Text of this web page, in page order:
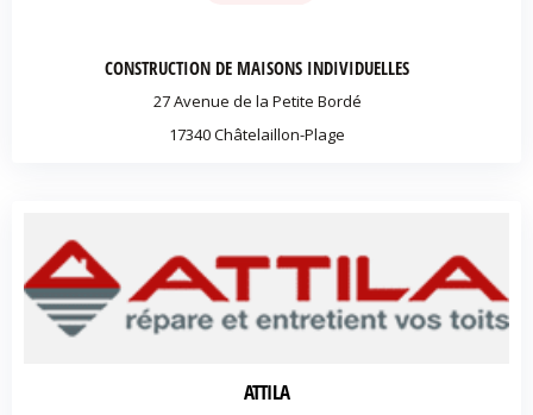
CONSTRUCTION DE MAISONS INDIVIDUELLES
27 Avenue de la Petite Bordé
17340 Châtelaillon-Plage
ATTILA